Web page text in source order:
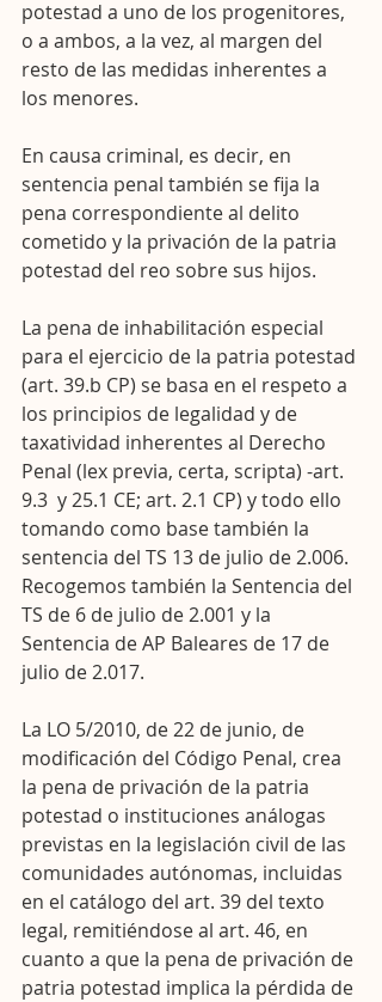
potestad a uno de los progenitores,
o a ambos, a la vez, al margen del
resto de las medidas inherentes a
los menores.
En causa criminal, es decir, en
sentencia penal también se fija la
pena correspondiente al delito
cometido y la privación de la patria
potestad del reo sobre sus hijos.
La pena de inhabilitación especial
para el ejercicio de la patria potestad
(art. 39.b CP) se basa en el respeto a
los principios de legalidad y de
taxatividad inherentes al Derecho
Penal (lex previa, certa, scripta) -art.
9.3  y 25.1 CE; art. 2.1 CP) y todo ello
tomando como base también la
sentencia del TS 13 de julio de 2.006.
Recogemos también la Sentencia del
TS de 6 de julio de 2.001 y la
Sentencia de AP Baleares de 17 de
julio de 2.017.
La LO 5/2010, de 22 de junio, de
modificación del Código Penal, crea
la pena de privación de la patria
potestad o instituciones análogas
previstas en la legislación civil de las
comunidades autónomas, incluidas
en el catálogo del art. 39 del texto
legal, remitiéndose al art. 46, en
cuanto a que la pena de privación de
patria potestad implica la pérdida de